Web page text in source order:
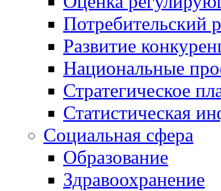
Потребительский
Развитие
Национальные
Стратегическое
Статистическая
Социальная сфера
Образование
Здравоохранение